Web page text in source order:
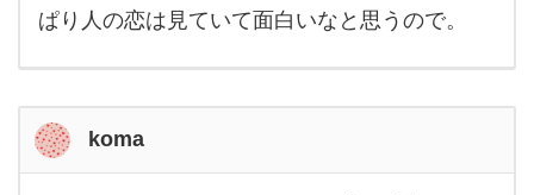
活
ぱり人の恋は見ていて面白いなと思うので。
koma